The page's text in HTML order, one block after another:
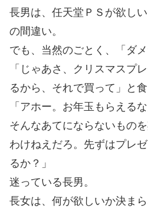
長男は、任天堂ＰＳが欲し
の間違い。
でも、当然のごとく、「ダメ
「じゃあさ、クリスマスプ
るから、それで買って」と食
「アホー。お年玉もらえる
そんなあてにならないもの
わけねえだろ。先ずはプレ
るか？」
迷っている長男。
長女は、何が欲しいか決まら